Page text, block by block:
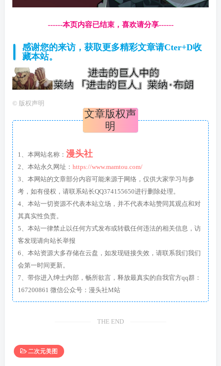
------本页内容已结束，喜欢请分享------
感谢您的来访，获取更多精彩文章请Cter+D收
藏本站。
© 版权声明
文章版权声
明
1、本网站名称： 漫头社
2、本站永久网址： https://www.mamtou.com/
3、本网站的文章部分内容可能来源于网络，仅供大家学习与参
考，如有侵权，请联系站长QQ374155650进行删除处理。
4、本站一切资源不代表本站立场，并不代表本站赞同其观点和对
其真实性负责。
5、本站一律禁止以任何方式发布或转载任何违法的相关信息，访
客发现请向站长举报
6、本站资源大多存储在云盘，如发现链接失效，请联系我们我们
会第一时间更新。
7、带你进入绅士内部，畅所欲言，释放最真实的自我官方qq群：
167200861 微信公众号：漫头社M站
THE END
二次元美图